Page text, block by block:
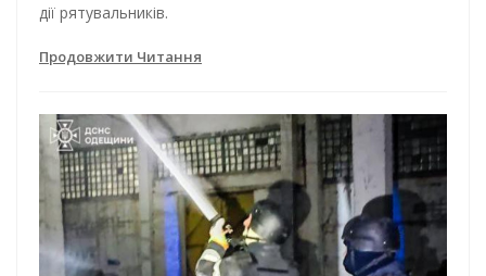
дії рятувальників.
Продовжити Читання